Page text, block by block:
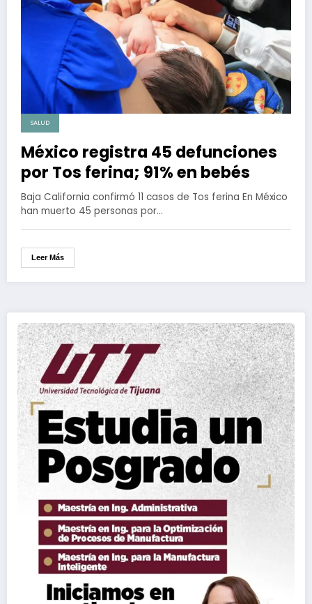
SALUD
México registra 45 defunciones
por Tos ferina; 91% en bebés
Baja California confirmó 11 casos de Tos ferina En México
han muerto 45 personas por…
Leer Más